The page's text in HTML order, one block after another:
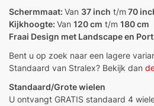
Schermmaat: Van 37 inch t/m 70
Kijkhoogte: Van 120 cm t/m 180 cm
Fraai Design met Landscape en
Bent u op zoek naar een lagere
Standaard van Stralex? Bekijk dan
Standaard/Grote wielen
U ontvangt GRATIS standaard 4